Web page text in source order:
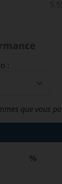
:
que vous
%